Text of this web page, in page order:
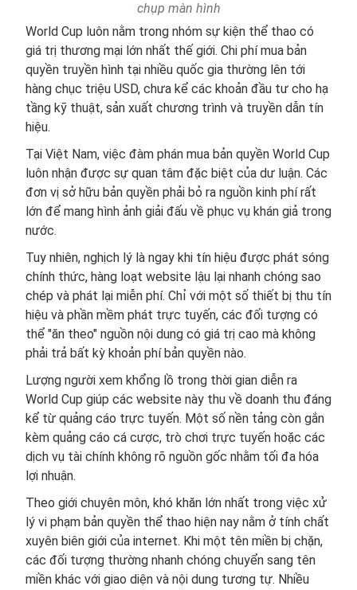
chụp màn hình
World Cup luôn nằm trong nhóm sự kiện thể thao có
giá trị thương mại lớn nhất thế giới. Chi phí mua bản
quyền truyền hình tại nhiều quốc gia thường lên tới
hàng chục triệu USD, chưa kể các khoản đầu tư cho hạ
tầng kỹ thuật, sản xuất chương trình và truyền dẫn tín
hiệu.
Tại Việt Nam, việc đàm phán mua bản quyền World Cup
luôn nhận được sự quan tâm đặc biệt của dư luận. Các
đơn vị sở hữu bản quyền phải bỏ ra nguồn kinh phí rất
lớn để mang hình ảnh giải đấu về phục vụ khán giả trong
nước.
Tuy nhiên, nghịch lý là ngay khi tín hiệu được phát sóng
chính thức, hàng loạt website lậu lại nhanh chóng sao
chép và phát lại miễn phí. Chỉ với một số thiết bị thu tín
hiệu và phần mềm phát trực tuyến, các đối tượng có
thể "ăn theo" nguồn nội dung có giá trị cao mà không
phải trả bất kỳ khoản phí bản quyền nào.
Lượng người xem khổng lồ trong thời gian diễn ra
World Cup giúp các website này thu về doanh thu đáng
kể từ quảng cáo trực tuyến. Một số nền tảng còn gắn
kèm quảng cáo cá cược, trò chơi trực tuyến hoặc các
dịch vụ tài chính không rõ nguồn gốc nhằm tối đa hóa
lợi nhuận.
Theo giới chuyên môn, khó khăn lớn nhất trong việc xử
lý vi phạm bản quyền thể thao hiện nay nằm ở tính chất
xuyên biên giới của internet. Khi một tên miền bị chặn,
các đối tượng thường nhanh chóng chuyển sang tên
miền khác với giao diện và nội dung tương tự. Nhiều